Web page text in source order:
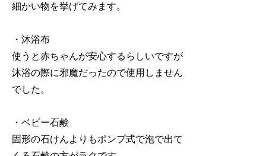
細かい物を挙げてみます。
・沐浴布
使うと赤ちゃんが安心するらしいですが
沐浴の際に邪魔だったので使用しません
でした。
・ベビー石鹸
固形の石けんよりもポンプ式で泡で出て